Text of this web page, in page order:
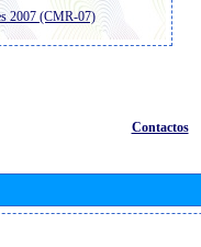
2007 (CMR-07)
Contactos